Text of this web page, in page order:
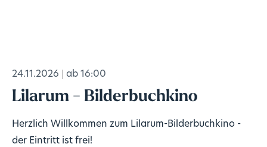
24.11.2026 ab 16:00
Lilarum - Bilderbuchkino
Herzlich Willkommen zum Lilarum-Bilderbuchkino -
der Eintritt ist frei!